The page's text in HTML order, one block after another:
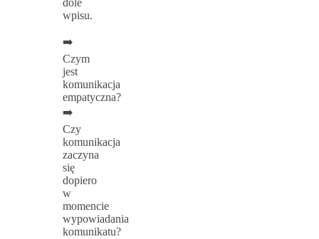
dole
wpisu.
➡️
Czym
jest
komunikacja
empatyczna?
➡️
Czy
komunikacja
zaczyna
się
dopiero
w
momencie
wypowiadania
komunikatu?